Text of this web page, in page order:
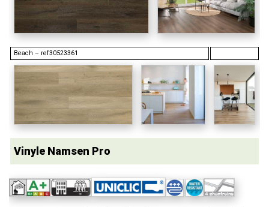
Beach – ref30523361
Vinyle Namsen Pro